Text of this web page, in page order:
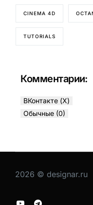
CINEMA 4D
TUTORIALS
Комментарии:
ВКонтакте (X)
Обычные (0)
2026 © designar.ru